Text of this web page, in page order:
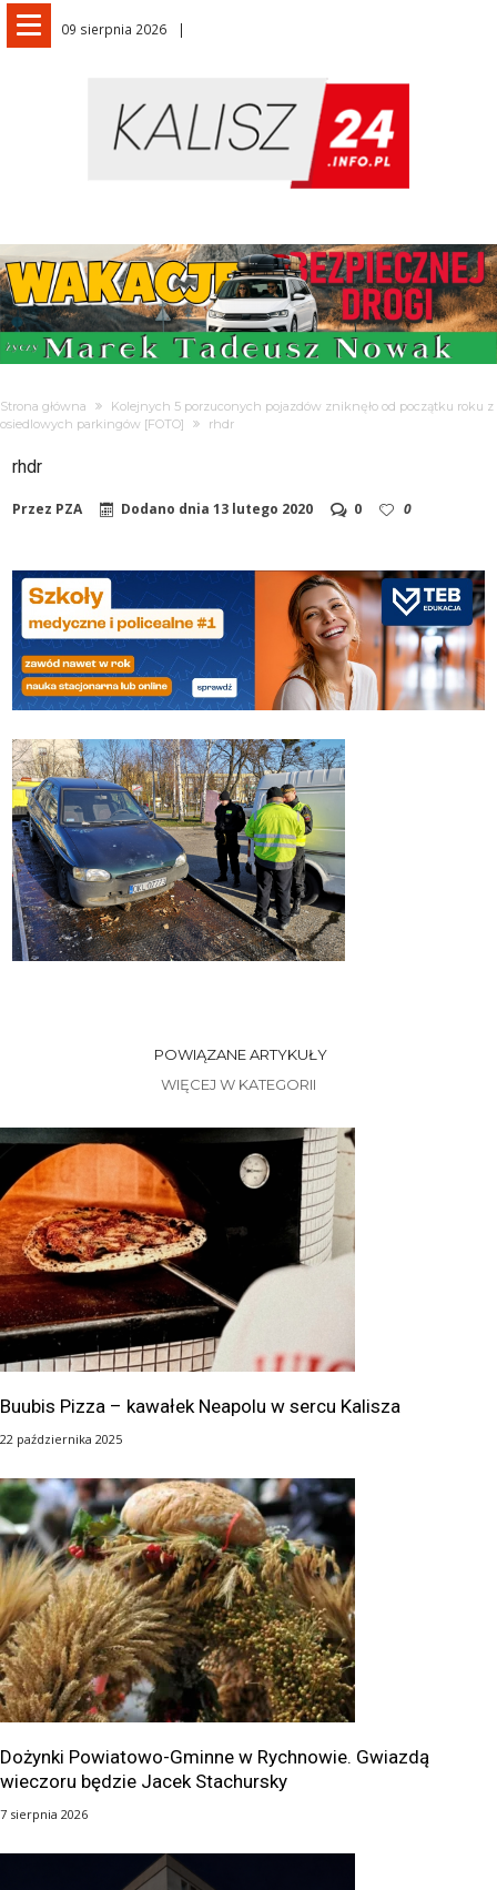
09 sierpnia 2026
Strona główna
Kolejnych 5 porzuconych pojazdów zniknęło od początku roku z
osiedlowych parkingów [FOTO]
rhdr
rhdr
Przez PZA Dodano dnia13 lutego 2020 0 0
POWIĄZANE ARTYKUŁY
WIĘCEJ W KATEGORII
Buubis Pizza – kawałek Neapolu w sercu Kalisza
22 października 2025
Dożynki Powiatowo-Gminne w Rychnowie. Gwiazdą
wieczoru będzie Jacek Stachursky
7 sierpnia 2026